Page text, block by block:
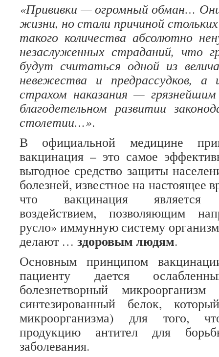
«Прививки — огромный обман… Они
жизни, но стали причиной
такого количества абсолютно
незаслуженных страданий, что
будут считаться одной из
невежества и предрассудков, а
страхом наказания —
благодетельном развитии
столетии…».
В официальной медицине
вакцинация – это самое
выгодное средство защиты
болезней, известное на настоящее
что вакцинация является
воздействием, позволяющим
русло» иммунную систему
делают … здоровым людям.
Основным принципом
пациенту дается
болезнетворный
синтезированный белок,
микроорганизма) для того,
продукцию антител для
заболевания.